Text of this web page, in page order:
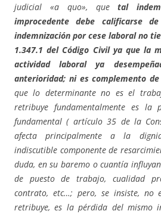
judicial «a quo», quetal
improcedente debe calificarse
indemnización por cese laboral no
1.347.1 del Código Civil ya que la
actividad laboral ya
anterioridad; ni es complemento
que lo determinante no es el
retribuye fundamentalmente es la
fundamental ( artículo 35 de la
afecta principalmente a la
indiscutible componente de
duda, en su baremo o cuantía
de puesto de trabajo, cualidad
contrato, etc…; pero, se insiste,
retribuye, es la pérdida del mismo